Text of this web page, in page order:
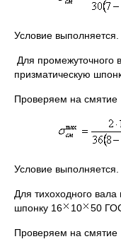
Условие выполняется.
Для промежуточного
призматическую
Проверяем на смятие
Условие выполняется.
Для тихоходного
шпонку 16
10 50
Проверяем на смятие